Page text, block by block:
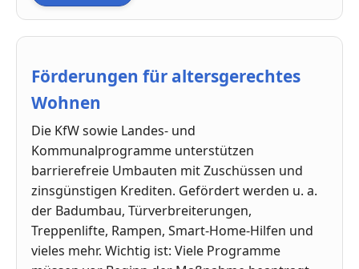
Förderungen für altersgerechtes
Wohnen
Die KfW sowie Landes- und
Kommunalprogramme unterstützen
barrierefreie Umbauten mit Zuschüssen und
zinsgünstigen Krediten. Gefördert werden u. a.
der Badumbau, Türverbreiterungen,
Treppenlifte, Rampen, Smart-Home-Hilfen und
vieles mehr. Wichtig ist: Viele Programme